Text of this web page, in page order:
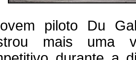
piloto Du
mais uma